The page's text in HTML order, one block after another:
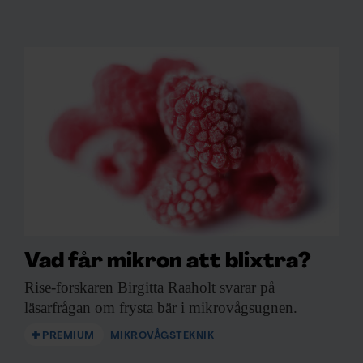
Vad får mikron att blixtra?
Rise-forskaren Birgitta Raaholt svarar på
läsarfrågan om frysta bär i mikrovågsugnen.
PREMIUM MIKROVÅGSTEKNIK